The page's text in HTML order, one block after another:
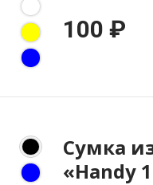
100 ₽
Сумка
«Handy